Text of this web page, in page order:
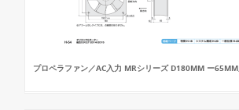
プロペラファン／AC入力 MRシリーズ D180MM ー